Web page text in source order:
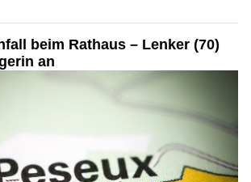
beim Rathaus – Lenker (70)
an